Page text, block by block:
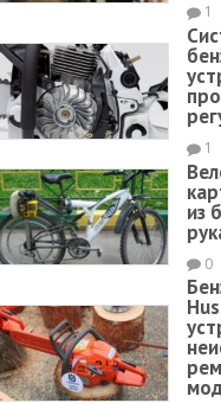
1
1
из
0